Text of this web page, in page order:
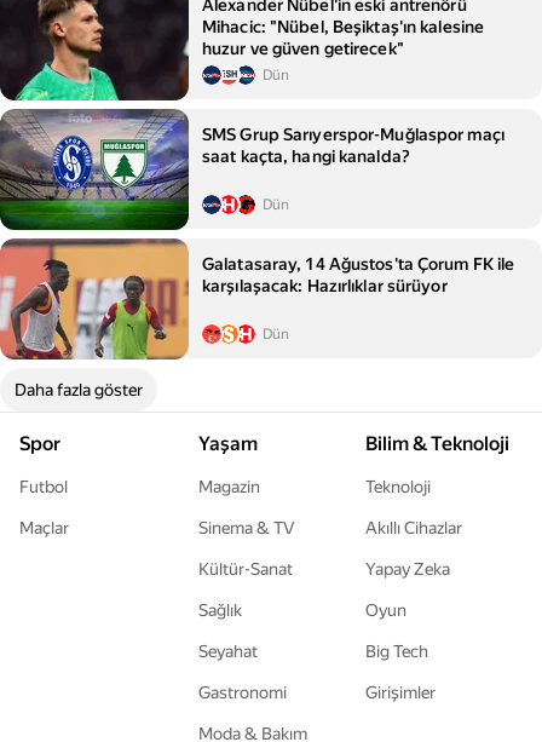
Alexander Nübel'in eski antrenörü
Mihacic: "Nübel, Beşiktaş'ın kalesine
huzur ve güven getirecek"
Dün
SMS Grup Sarıyerspor-Muğlaspor maçı
saat kaçta, hangi kanalda?
Dün
Galatasaray, 14 Ağustos'ta Çorum FK ile
karşılaşacak: Hazırlıklar sürüyor
Dün
Daha fazla göster
Spor
Futbol
Maçlar
Yaşam
Magazin
Sinema & TV
Kültür-Sanat
Sağlık
Seyahat
Gastronomi
Moda & Bakım
Bilim & Teknoloji
Teknoloji
Akıllı Cihazlar
Yapay Zeka
Oyun
Big Tech
Girişimler